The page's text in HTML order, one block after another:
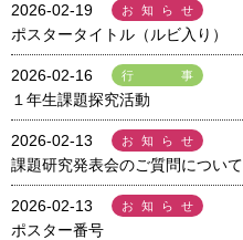
2026-02-19 お知らせ
ポスタータイトル（ルビ入り）
2026-02-16 行事
１年生課題探究活動
2026-02-13 お知らせ
課題研究発表会のご質問について
2026-02-13 お知らせ
ポスター番号